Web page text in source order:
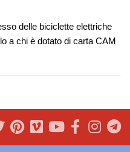
delle biciclette elettriche
a chi è dotato di carta CAM